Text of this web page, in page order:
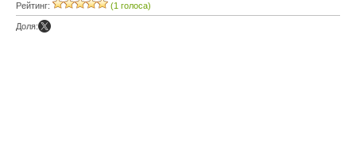
Рейтинг: (1 голоса)
Доля: